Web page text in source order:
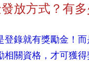
放方式？有多
登錄就有獎勵金！
關資格，才可獲得